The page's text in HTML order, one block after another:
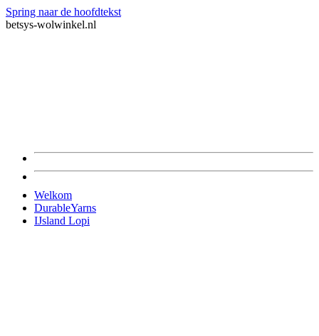
Spring naar de hoofdtekst
betsys-wolwinkel.nl
Welkom
DurableYarns
IJsland Lopi